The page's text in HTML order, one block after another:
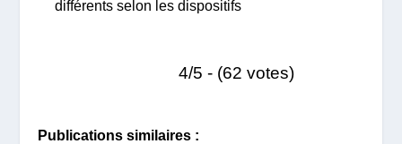
différents selon les dispositifs
4/5 - (62 votes)
Publications similaires :